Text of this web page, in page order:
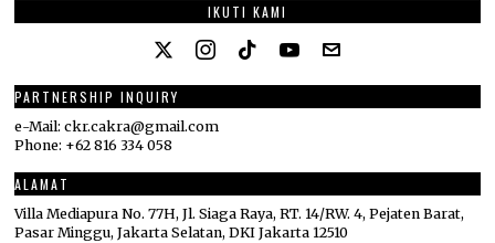
IKUTI KAMI
PARTNERSHIP INQUIRY
e-Mail: ckr.cakra@gmail.com
Phone: +62 816 334 058
ALAMAT
Villa Mediapura No. 77H, Jl. Siaga Raya, RT. 14/RW. 4, Pejaten Barat,
Pasar Minggu, Jakarta Selatan, DKI Jakarta 12510